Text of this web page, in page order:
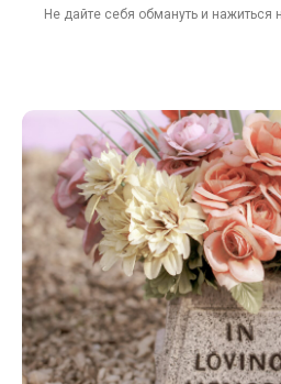
Не дайте себя обмануть и нажиться
Нужна помощь с
Поможем с выбором и
доставку по нужному